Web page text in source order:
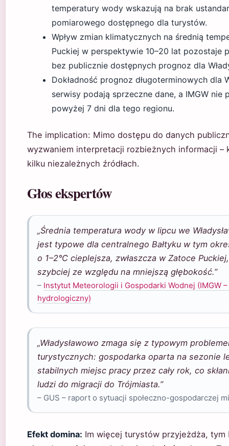
temperatury wody wskazują na brak
pomiarowego dostępnego dla turystów.
Wpływ zmian klimatycznych na średnią
Puckiej w perspektywie 10–20 lat pozostaje
bez publicznie dostępnych prognoz dla
Dokładność prognoz długoterminowych dla
serwisy podają sprzeczne dane, a IMGW nie
powyżej 7 dni dla tego regionu.
The implication: Mimo dostępu do danych
wyzwaniem interpretacji rozbieżnych informacji –
kilku niezależnych źródłach.
Głos ekspertów
„Średnia temperatura wody w lipcu we
jest typowe dla centralnego Bałtyku w tym
o 1–2°C cieplejsza, zwłaszcza w Zatoce
szybciej ze względu na mniejszą głębokość.”
– Instytut Meteorologii i Gospodarki Wodnej (IMGW
hydrologiczny)
„Władysławowo zmaga się z typowym
turystycznych: gospodarka oparta na sezonie
stabilnych miejsc pracy przez cały rok, co
ludzi do migracji do Trójmiasta.”
– GUS – raport o sytuacji społeczno-gospodarczej
Efekt domina: Im więcej turystów przyjeżdża, tym